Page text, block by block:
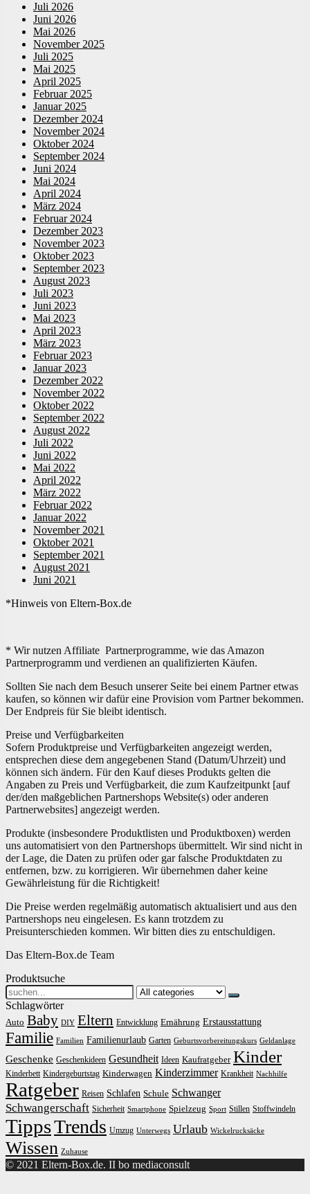
Juli 2026
Juni 2026
Mai 2026
November 2025
Juli 2025
Mai 2025
April 2025
Februar 2025
Januar 2025
Dezember 2024
November 2024
Oktober 2024
September 2024
Juni 2024
Mai 2024
April 2024
März 2024
Februar 2024
Dezember 2023
November 2023
Oktober 2023
September 2023
August 2023
Juli 2023
Juni 2023
Mai 2023
April 2023
März 2023
Februar 2023
Januar 2023
Dezember 2022
November 2022
Oktober 2022
September 2022
August 2022
Juli 2022
Juni 2022
Mai 2022
April 2022
März 2022
Februar 2022
Januar 2022
November 2021
Oktober 2021
September 2021
August 2021
Juni 2021
*Hinweis von Eltern-Box.de
* Wir nutzen Affiliate Partnerprogramme, wie das Amazon
Partnerprogramm und verdienen an qualifizierten Käufen.
Sollten Sie nach dem Besuch unserer Seite bei einem Partner etwas
kaufen, so können wir dafür eine Provision vom Partner bekommen.
Der Endpreis für Sie bleibt identisch.
Preise und Verfügbarkeiten
Sofern Produktpreise und Verfügbarkeiten angezeigt werden,
entsprechen diese dem angegebenen Stand (Datum/Uhrzeit) und
können sich ändern. Für den Kauf dieses Produkts gelten die
Angaben zu Preis und Verfügbarkeit, die zum Kaufzeitpunkt [auf
der/den maßgeblichen Partnershops Website(s) oder anderen
Partnerwebsites] angezeigt werden.
Produkte (insbesondere Produktlisten und Produktboxen) werden
uns automatisiert von den Partnershops übermittelt. Wir sind nicht in
der Lage, die Daten zu prüfen oder gar falsche Produktdaten zu
entfernen, bzw. zu korrigieren. Wir übernehmen daher keine
Gewährleistung für die Richtigkeit!
Die Preise werden regelmäßig automatisch aktualisiert und aus den
Partnershops neu eingelesen. Es kann trotzdem zu
Preisunterschieden kommen. Wir bitten dies zu entschuldigen.
Das Eltern-Box.de Team
Produktsuche
Search
for:
Schlagwörter
Auto Baby DIY Eltern Entwicklung Ernährung Erstausstattung
Familie Familien Familienurlaub Garten Geburtsvorbereitungskurs Geldanlage
Geschenke Geschenkideen Gesundheit Ideen Kaufratgeber Kinder
Kinderbett Kindergeburtstag Kinderwagen Kinderzimmer Krankheit Nachhilfe
Ratgeber Reisen Schlafen Schule Schwanger
Schwangerschaft Sicherheit Smartphone Spielzeug Sport Stillen Stoffwindeln
TippsTrends Umzug Unterwegs Urlaub Wickelrucksäcke
Wissen Zuhause
© 2021 Eltern-Box.de. II bo mediaconsult